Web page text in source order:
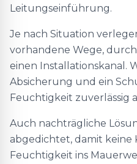
Leitungseinführung.
Je nach Situation
vorhandene Wege,
einen Installationskanal.
Absicherung und ein
Feuchtigkeit zuverlässig
Auch nachträgliche
abgedichtet, damit keine
Feuchtigkeit ins